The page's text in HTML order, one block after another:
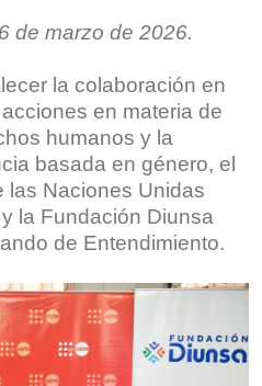
de marzo de 2026.
la colaboración en
en materia de
humanos y la
basada en género, el
las Naciones Unidas
la Fundación Diunsa
de Entendimiento.